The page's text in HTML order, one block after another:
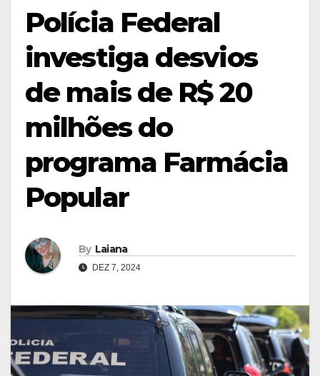
Polícia Federal
investiga desvios
de mais de R$ 20
milhões do
programa Farmácia
Popular
By Laiana
DEZ 7, 2024